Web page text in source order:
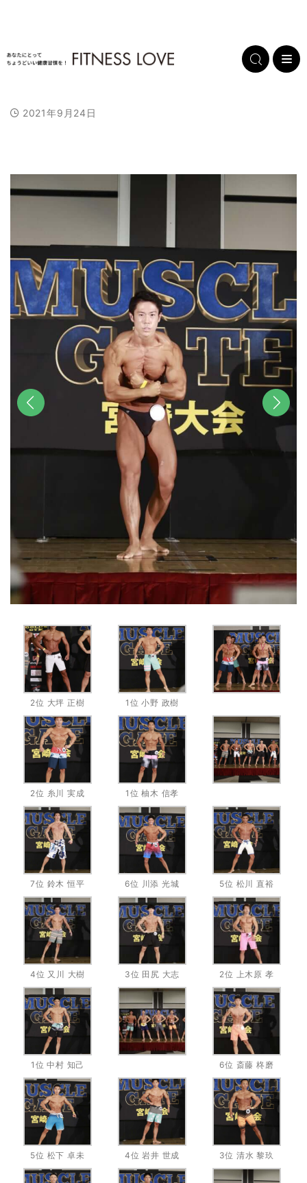
t
e
e
%
2021年9月24日
次へ
2位 大坪 正樹 1位 小野 政樹
2位 糸川 実成 1位 柚木 信孝
7位 鈴木 恒平 6位 川添 光城 5位 松川 直裕
4位 又川 大樹 3位 田尻 大志 2位 上木原 孝
1位 中村 知己 6位 斎藤 柊磨
5位 松下 卓未 4位 岩井 世成 3位 清水 黎玖